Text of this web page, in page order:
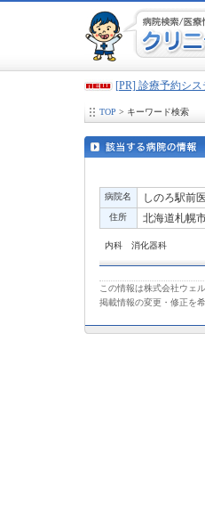
[PR] 診療予約シ
TOP > キーワード検索
病院名 しのろ駅前
住所 北海道札幌
内科 消化器科
この情報は株式会社ウェ
掲載情報の変更・修正を